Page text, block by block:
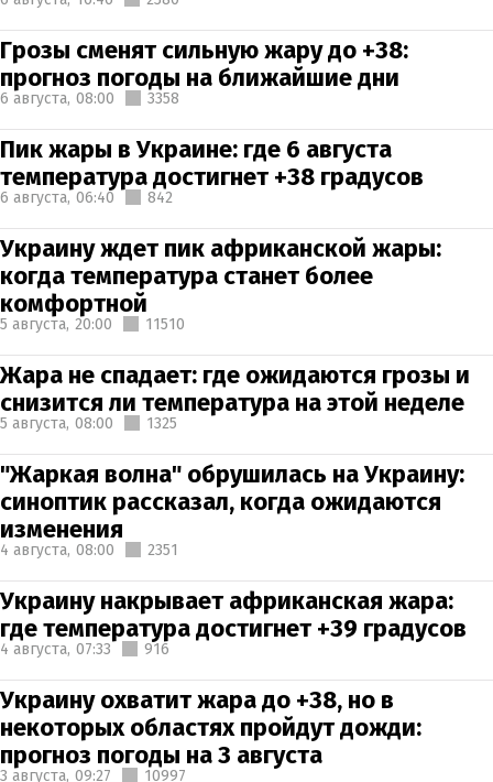
Грозы сменят сильную жару до +38:
прогноз погоды на ближайшие дни
6 августа, 08:00 3358
Пик жары в Украине: где 6 августа
температура достигнет +38 градусов
6 августа, 06:40 842
Украину ждет пик африканской жары:
когда температура станет более
комфортной
5 августа, 20:00 11510
Жара не спадает: где ожидаются грозы и
снизится ли температура на этой неделе
5 августа, 08:00 1325
"Жаркая волна" обрушилась на Украину:
синоптик рассказал, когда ожидаются
изменения
4 августа, 08:00 2351
Украину накрывает африканская жара:
где температура достигнет +39 градусов
4 августа, 07:33 916
Украину охватит жара до +38, но в
некоторых областях пройдут дожди:
прогноз погоды на 3 августа
3 августа, 09:27 10997